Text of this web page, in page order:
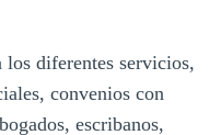
los diferentes servicios,
convenios con
escribanos,